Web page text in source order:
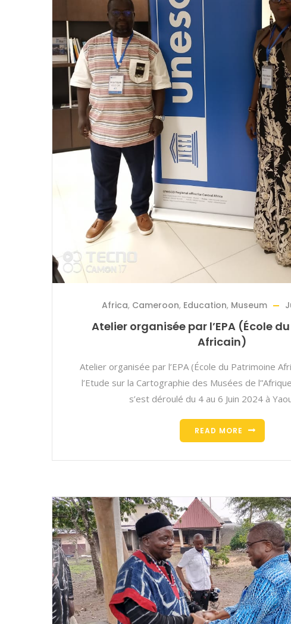
Africa, Cameroon, Education, Museum
Atelier organisée par l’EPA (École
Africain)
Atelier organisée par l’EPA (École du Patrimoine
l’Etude sur la Cartographie des Musées de
s’est déroulé du 4 au 6 Juin 2024 à
READ MORE